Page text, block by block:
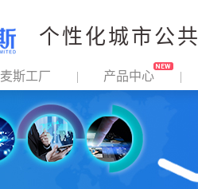
个性化城市公
麦斯工厂 产品中心